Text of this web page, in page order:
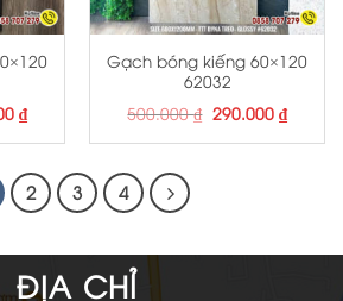
₫Giá
hiện
tại
290.000 ₫.
Gạch bóng kiếng 60×120
62032
500.000₫ Giá
gốc
là:
290.000 ₫Giá
hiện
tại
2 3 4
ĐỊA CHỈ